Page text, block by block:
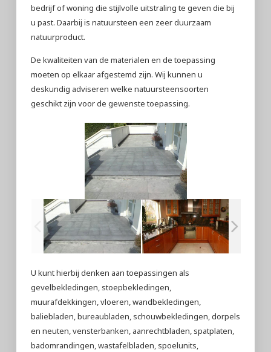
bedrijf of woning die stijlvolle uitstraling te geven die bij
u past. Daarbij is natuursteen een zeer duurzaam
natuurproduct.
De kwaliteiten van de materialen en de toepassing
moeten op elkaar afgestemd zijn. Wij kunnen u
deskundig adviseren welke natuursteensoorten
geschikt zijn voor de gewenste toepassing.
U kunt hierbij denken aan toepassingen als
gevelbekledingen, stoepbekledingen,
muurafdekkingen, vloeren, wandbekledingen,
baliebladen, bureaubladen, schouwbekledingen, dorpels
en neuten, vensterbanken, aanrechtbladen, spatplaten,
badomrandingen, wastafelbladen, spoelunits,